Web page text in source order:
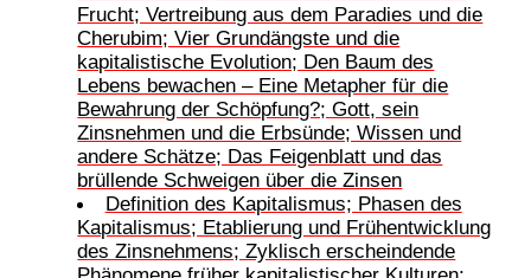
Frucht; Vertreibung aus dem Paradies und die
Cherubim; Vier Grundängste und die
kapitalistische Evolution; Den Baum des
Lebens bewachen – Eine Metapher für die
Bewahrung der Schöpfung?; Gott, sein
Zinsnehmen und die Erbsünde; Wissen und
andere Schätze; Das Feigenblatt und das
brüllende Schweigen über die Zinsen
Definition des Kapitalismus; Phasen des
Kapitalismus; Etablierung und Frühentwicklung
des Zinsnehmens; Zyklisch erscheindende